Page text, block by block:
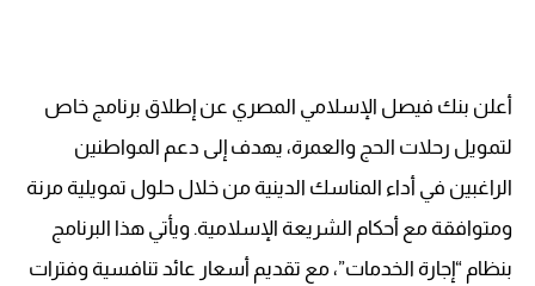
أعلن بنك فيصل الإسلامي المصري عن إطلاق برنامج خاص
لتمويل رحلات الحج والعمرة، يهدف إلى دعم المواطنين
الراغبين في أداء المناسك الدينية من خلال حلول تمويلية مرنة
ومتوافقة مع أحكام الشريعة الإسلامية. ويأتي هذا البرنامج
بنظام “إجارة الخدمات”، مع تقديم أسعار عائد تنافسية وفترات